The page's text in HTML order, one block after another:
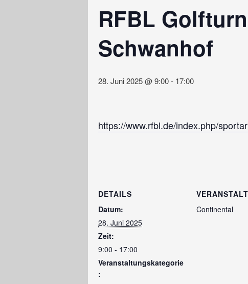
RFBL
Schwanhof
28. Juni 2025 @ 9:00- 17:00
https://www.rfbl.de/index.php/
DETAILS
Datum:
28. Juni 2025
Zeit:
9:00 - 17:00
Veranstaltungskategorie
:
Continental